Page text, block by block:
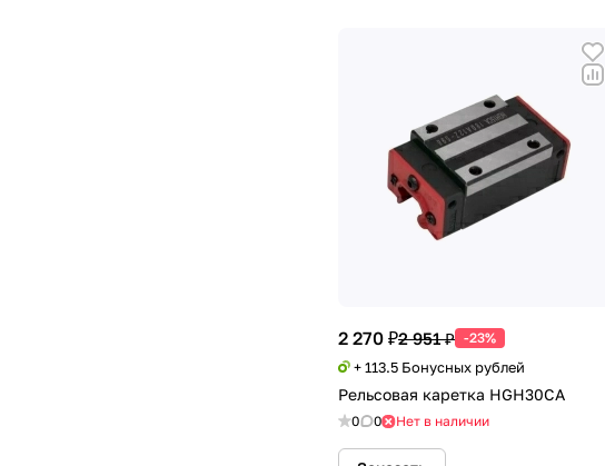
2 270 ₽2 951 ₽ -23%
+ 113.5 Бонусных рублей
Рельсовая каретка HGH30CA
0 0 Нет в наличии